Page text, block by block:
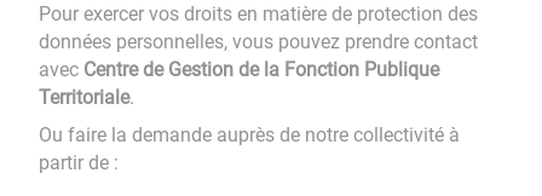
Pour exercer vos droits en matière de protection des
données personnelles, vous pouvez prendre contact
avec Centre de Gestion de la Fonction Publique
Territoriale.
Ou faire la demande auprès de notre collectivité à
partir de :